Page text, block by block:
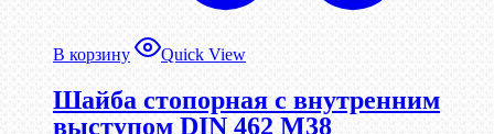
В корзину Quick View
Шайба стопорная с внутренним
выступом DIN 462 М38